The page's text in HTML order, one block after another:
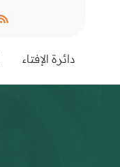
دائرة الإفتاء